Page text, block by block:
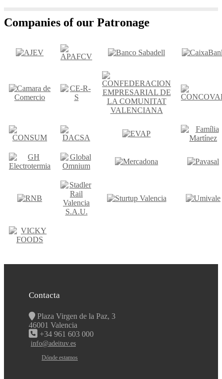
Companies of our Patronage
Contacta
Plaza Virgen de la Paz, 3
46001 Valencia
+34 961 603 000
info@adeituv.es
Dónde estamos